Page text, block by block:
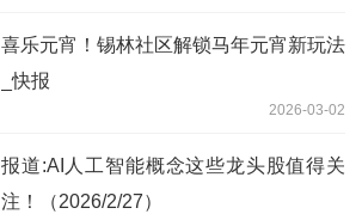
喜乐元宵！锡林社区解锁马年元宵新玩法
_快报
2026-03-02
报道:AI人工智能概念这些龙头股值得关
注！（2026/2/27）